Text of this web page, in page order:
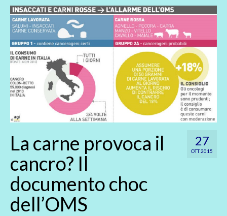
HOME
CHI SIAMO
SOCIAL
SOSTIENICI
CONTATTI
27
OTT 2015
La carne provoca il
cancro? Il
documento choc
dell’OMS